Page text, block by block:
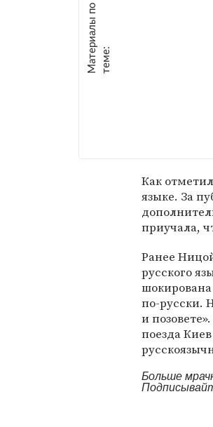
М
а
т е
р
и
а
л
ы
п
о
т
е
м
е :
Как
языке. За
приучала,
Ранее
русского
по-русски.
и
поезда
Больше